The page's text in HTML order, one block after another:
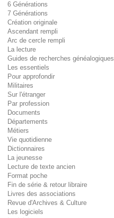
6 Générations
7 Générations
Création originale
Ascendant rempli
Arc de cercle rempli
La lecture
Guides de recherches généalogiques
Les essentiels
Pour approfondir
Militaires
Sur l'étranger
Par profession
Documents
Départements
Métiers
Vie quotidienne
Dictionnaires
La jeunesse
Lecture de texte ancien
Format poche
Fin de série & retour libraire
Livres des associations
Revue d'Archives & Culture
Les logiciels